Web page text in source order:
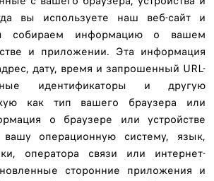
вы используете наш веб-сайт и
собираем информацию о вашем
и приложении. Эта информация
дату, время и запрошенный URL-
идентификаторы и другую
​​как тип вашего браузера или
о браузере или устройстве
операционную систему, язык,
оператора связи или интернет-
сторонние приложения и